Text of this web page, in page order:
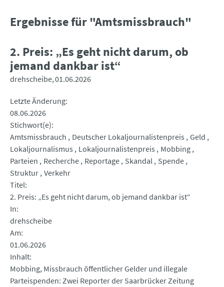
Ergebnisse für "Amtsmissbrauch"
2. Preis: „Es geht nicht darum, ob
jemand dankbar ist“
drehscheibe 01.06.2026
Letzte Änderung
08.06.2026
Stichwort(e)
Amtsmissbrauch
Deutscher Lokaljournalistenpreis Geld
Lokaljournalismus
Lokaljournalistenpreis
Mobbing
Parteien
Recherche Reportage Skandal Spende
Struktur Verkehr
Titel
2. Preis: „Es geht nicht darum, ob jemand dankbar ist“
In
drehscheibe
Am
01.06.2026
Inhalt
Mobbing, Missbrauch öffentlicher Gelder und illegale
Parteispenden: Zwei Reporter der Saarbrücker Zeitung